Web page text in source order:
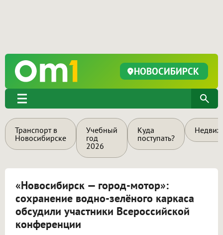
НОВОСИБИРСК
Транспорт в
Новосибирске
Учебный
год
2026
Куда
поступать?
«Новосибирск — город-мотор»:
сохранение водно-зелёного каркаса
обсудили участники Всероссийской
конференции